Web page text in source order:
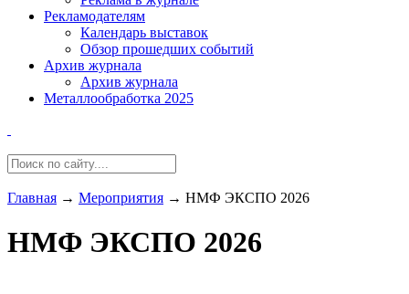
Рекламодателям
Календарь выставок
Обзор прошедших событий
Архив журнала
Архив журнала
Металлообработка 2025
Главная → Мероприятия → НМФ ЭКСПО 2026
НМФ ЭКСПО 2026